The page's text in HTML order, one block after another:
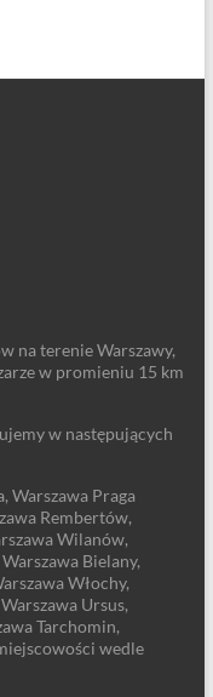
na terenie Warszawy,
w promieniu 15 km
w następujących
Warszawa Praga
Rembertów,
Wilanów,
Bielany,
Włochy,
Ursus,
Tarchomin,
wedle